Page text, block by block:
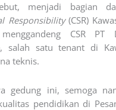
menjadi bagian
Responsibility(CSR)
CSR PT
salah satu tenant di
teknis.
gedung ini, semoga
pendidikan di